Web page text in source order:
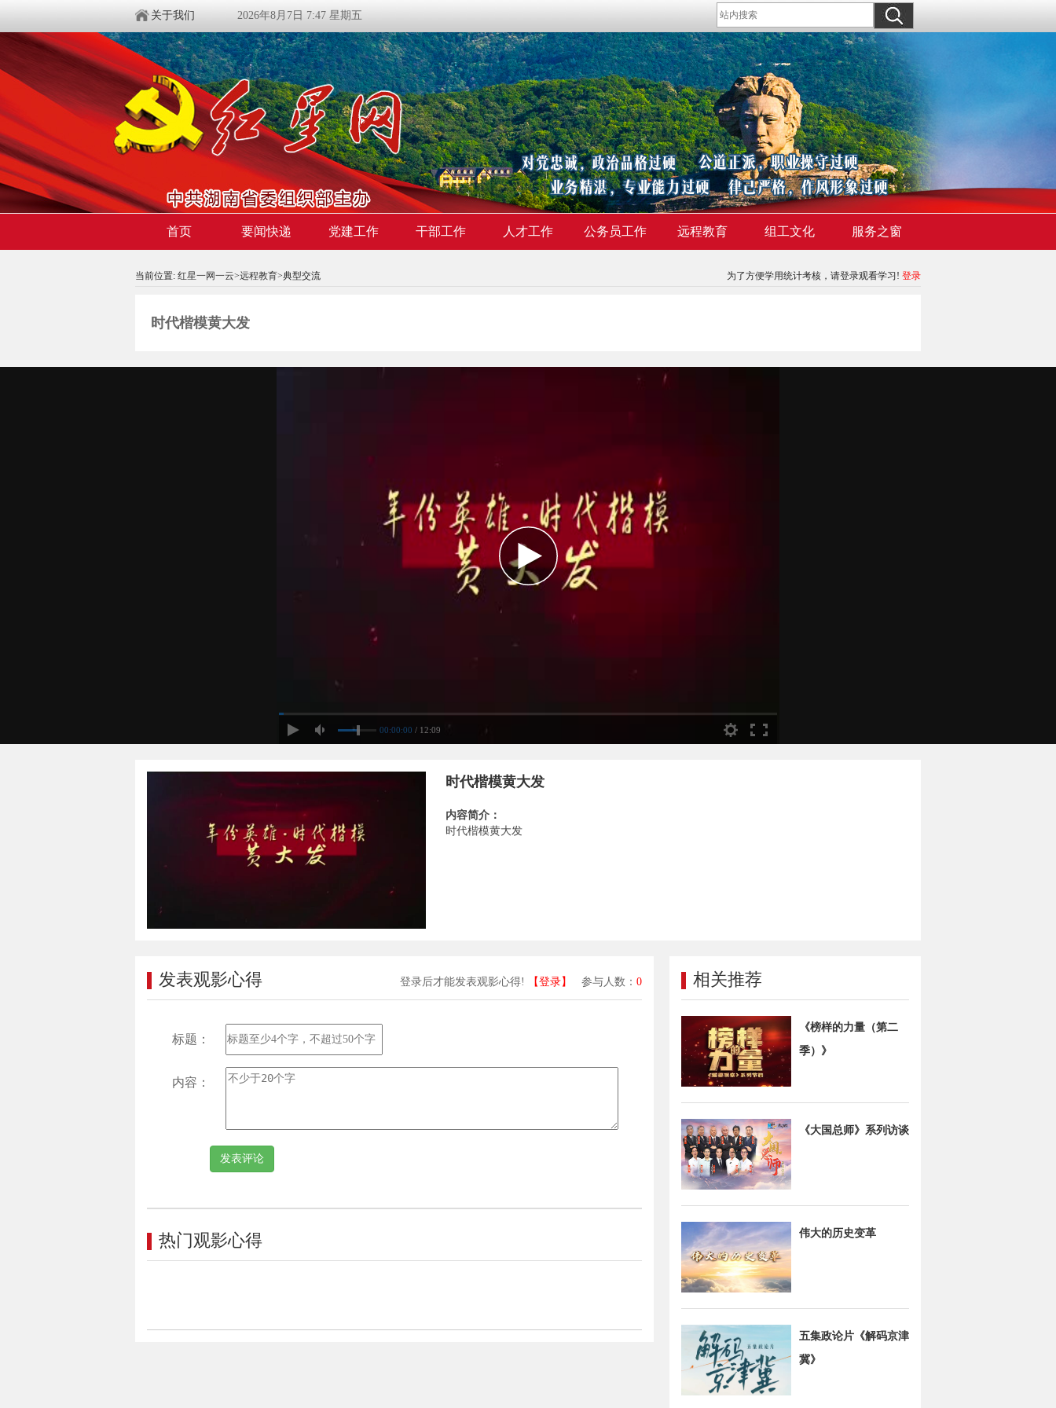
关于我们 2026年8月7日 7:47 星期五
首页 要闻快递 党建工作 干部工作 人才工作 公务员工作 远程教育 组工文化 服务之窗
当前位置: 红星一网一云>远程教育>典型交流 为了方便学用统计考核，请登录观看学习! 登录
时代楷模黄大发
00:00:00 / 12:09
时代楷模黄大发
内容简介：
时代楷模黄大发
登录后才能发表观影心得! 【登录】 参与人数： 0
发表观影心得
标题：
内容：
热门观影心得
相关推荐
《榜样的力量（第二
季）》
《大国总师》系列访谈
伟大的历史变革
五集政论片《解码京津
冀》